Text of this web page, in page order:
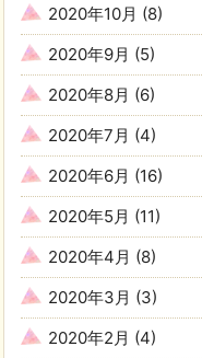
2020年10月 (8)
2020年9月 (5)
2020年8月 (6)
2020年7月 (4)
2020年6月 (16)
2020年5月 (11)
2020年4月 (8)
2020年3月 (3)
2020年2月 (4)